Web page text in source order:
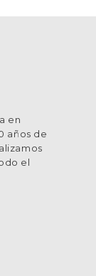
en
años de
el